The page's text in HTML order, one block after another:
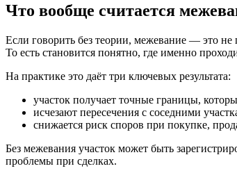
Что вообще считается
Если говорить без теории, межевание — это не
То есть становится понятно, где именно
На практике это даёт три ключевых результата:
участок получает точные границы,
исчезают пересечения с соседними
снижается риск споров при покупке,
Без межевания участок может быть
проблемы при сделках.